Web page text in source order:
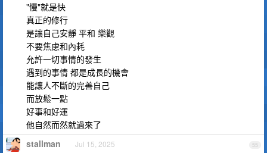
"慢"就是快
真正的修行
是讓自己安靜 平和 樂觀
不要焦慮和內耗
允許一切事情的發生
遇到的事情 都是成長的機會
能讓人不斷的完善自己
而放鬆一點
好事和好運
他自然而然就過來了
55
stallman Jul 15, 2025